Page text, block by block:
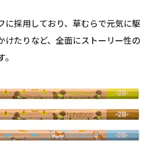
に採用しており、草むらで元気に駆
けたりなど、全面にストーリー性の